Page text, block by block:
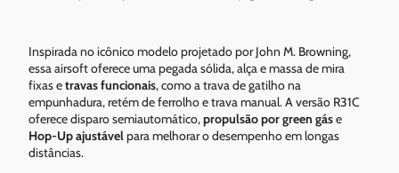
Inspirada no icônico modelo projetado por John M. Browning,
essa airsoft oferece uma pegada sólida, alça e massa de mira
fixas etravas funcionais, como a trava de gatilho na
empunhadura, retém de ferrolho e trava manual. A versão R31C
oferece disparo semiautomático,propulsão por green gáse
Hop-Up ajustávelpara melhorar o desempenho em longas
distâncias.